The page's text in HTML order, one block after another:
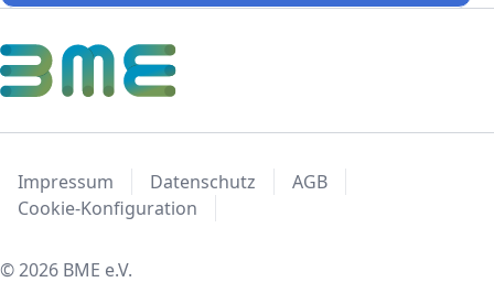
Impressum Datenschutz
AGB
Cookie-Konfiguration
© 2026 BME e.V.